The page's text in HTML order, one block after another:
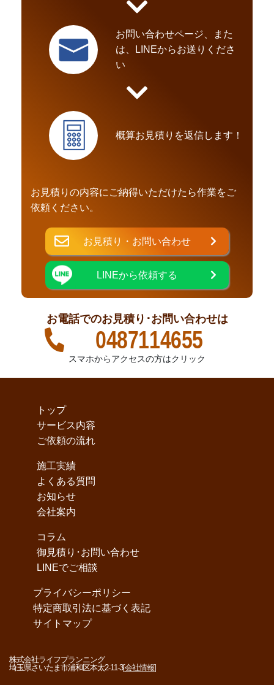
お問い合わせページ、また
は、LINEからお送りくださ
い
概算お見積りを返信します！
お見積りの内容にご納得いただけたら作業をご
依頼ください。
お見積り・お問い合わせ
LINEから依頼する
お電話でのお見積り･お問い合わせは
0487114655
スマホからアクセスの方はクリック
トップ
サービス内容
ご依頼の流れ
施工実績
よくある質問
お知らせ
会社案内
コラム
御見積り･お問い合わせ
LINEでご相談
プライバシーポリシー
特定商取引法に基づく表記
サイトマップ
株式会社ライフプランニング
埼玉県さいたま市浦和区本太2-11-3[会社情報]